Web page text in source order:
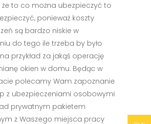
że to co można ubezpieczyć to
ponieważ koszty
są bardzo niskie w
do tego ile trzeba by było
przykład za jakąś operację
okien w domu. Będąc w
polecamy Wam zapoznanie
z ubezpieczeniami osobowymi
prywatnym pakietem
z Waszego miejsca pracy